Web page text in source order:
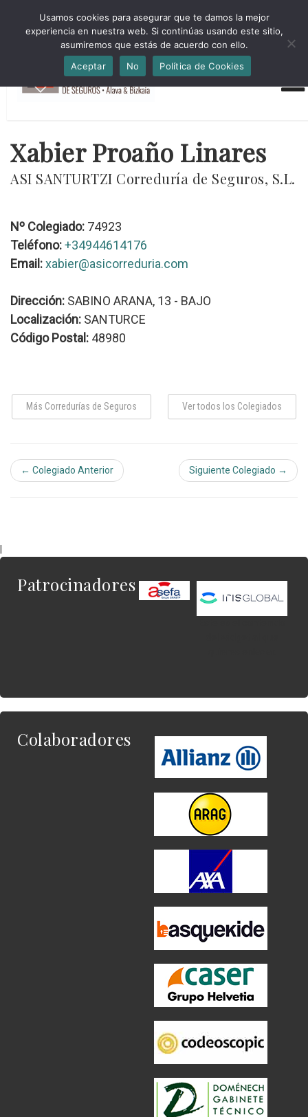
HORARIO INVIERNO Lun-Jue 09:00-16:30 Vier 9:00-14:00
administracion@cmsab.eus 94.442.43.43 Móvil y Whatsapp
688.889.170
Xabier Proaño Linares
ASI SANTURTZI Correduría de Seguros, S.L.
Nº Colegiado: 74923
Teléfono:+34944614176
Email:xabier@asicorreduria.com
Dirección: SABINO ARANA, 13 - BAJO
Localización: SANTURCE
Código Postal: 48980
Más Corredurías de Seguros Ver todos los Colegiados
← Colegiado Anterior Siguiente Colegiado →
Patrocinadores
Colaboradores
Usamos cookies para asegurar que te damos la mejor
experiencia en nuestra web. Si continúas usando este sitio,
asumiremos que estás de acuerdo con ello.
Aceptar
No Política de Cookies